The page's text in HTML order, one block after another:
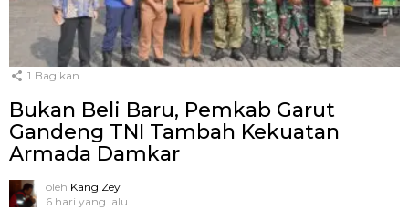
1 Bagikan
Bukan Beli Baru, Pemkab Garut
Gandeng TNI Tambah Kekuatan
Armada Damkar
oleh Kang Zey
6 hari yang lalu